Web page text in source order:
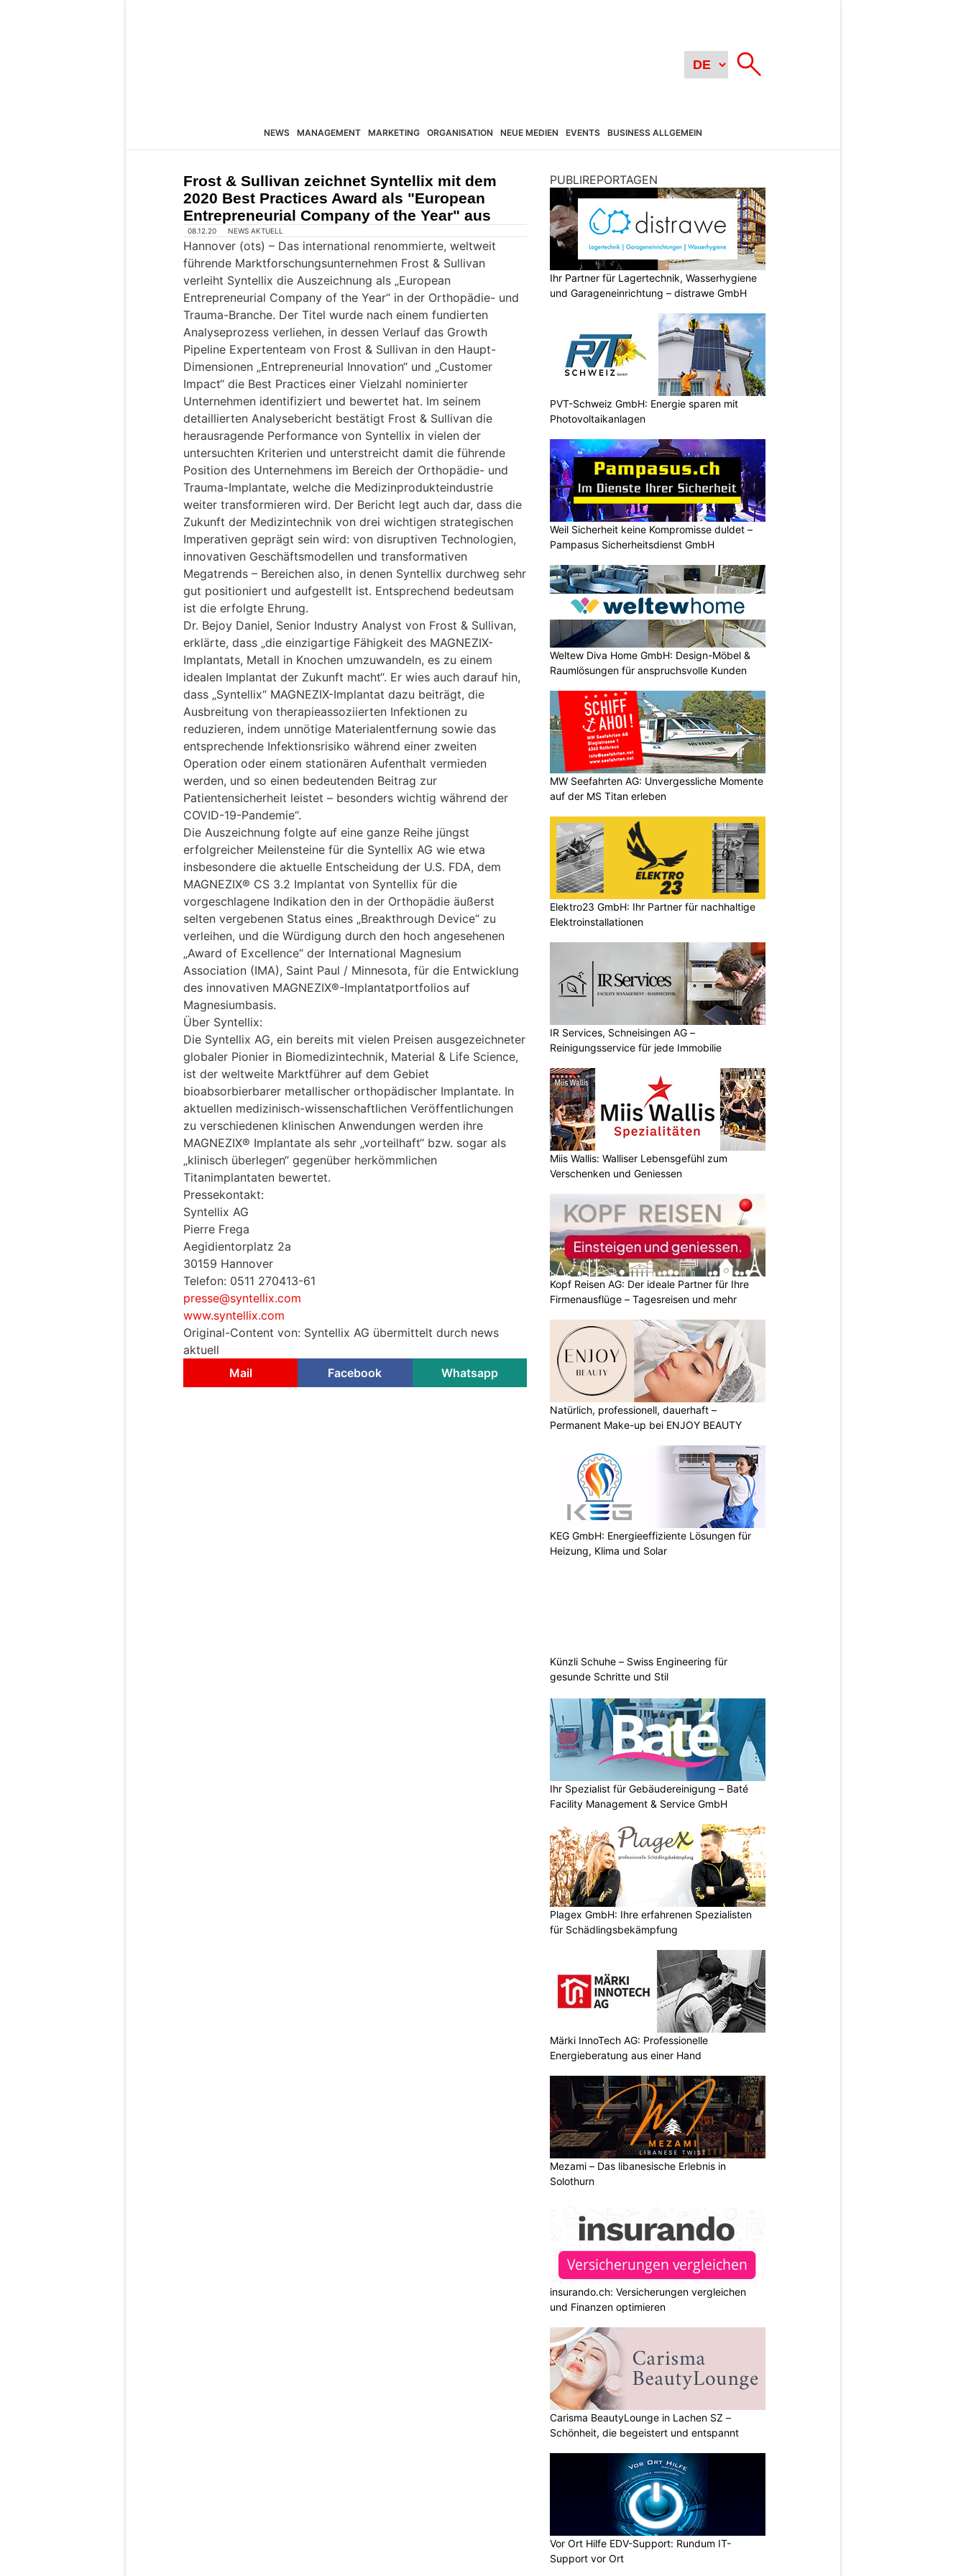
NEWS MANAGEMENT MARKETING ORGANISATION NEUE MEDIEN EVENTS BUSINESS ALLGEMEIN
Frost & Sullivan zeichnet Syntellix mit dem
2020 Best Practices Award als "European
Entrepreneurial Company of the Year" aus
08.12.20 NEWS AKTUELL
Hannover (ots) – Das international renommierte, weltweit
führende Marktforschungsunternehmen Frost & Sullivan
verleiht Syntellix die Auszeichnung als „European
Entrepreneurial Company of the Year“ in der Orthopädie- und
Trauma-Branche. Der Titel wurde nach einem fundierten
Analyseprozess verliehen, in dessen Verlauf das Growth
Pipeline Expertenteam von Frost & Sullivan in den Haupt-
Dimensionen „Entrepreneurial Innovation“ und „Customer
Impact“ die Best Practices einer Vielzahl nominierter
Unternehmen identifiziert und bewertet hat. Im seinem
detaillierten Analysebericht bestätigt Frost & Sullivan die
herausragende Performance von Syntellix in vielen der
untersuchten Kriterien und unterstreicht damit die führende
Position des Unternehmens im Bereich der Orthopädie- und
Trauma-Implantate, welche die Medizinprodukteindustrie
weiter transformieren wird. Der Bericht legt auch dar, dass die
Zukunft der Medizintechnik von drei wichtigen strategischen
Imperativen geprägt sein wird: von disruptiven Technologien,
innovativen Geschäftsmodellen und transformativen
Megatrends – Bereichen also, in denen Syntellix durchweg sehr
gut positioniert und aufgestellt ist. Entsprechend bedeutsam
ist die erfolgte Ehrung.
Dr. Bejoy Daniel, Senior Industry Analyst von Frost & Sullivan,
erklärte, dass „die einzigartige Fähigkeit des MAGNEZIX-
Implantats, Metall in Knochen umzuwandeln, es zu einem
idealen Implantat der Zukunft macht“. Er wies auch darauf hin,
dass „Syntellix“ MAGNEZIX-Implantat dazu beiträgt, die
Ausbreitung von therapieassoziierten Infektionen zu
reduzieren, indem unnötige Materialentfernung sowie das
entsprechende Infektionsrisiko während einer zweiten
Operation oder einem stationären Aufenthalt vermieden
werden, und so einen bedeutenden Beitrag zur
Patientensicherheit leistet – besonders wichtig während der
COVID-19-Pandemie“.
Die Auszeichnung folgte auf eine ganze Reihe jüngst
erfolgreicher Meilensteine für die Syntellix AG wie etwa
insbesondere die aktuelle Entscheidung der U.S. FDA, dem
MAGNEZIX® CS 3.2 Implantat von Syntellix für die
vorgeschlagene Indikation den in der Orthopädie äußerst
selten vergebenen Status eines „Breakthrough Device“ zu
verleihen, und die Würdigung durch den hoch angesehenen
„Award of Excellence“ der International Magnesium
Association (IMA), Saint Paul / Minnesota, für die Entwicklung
des innovativen MAGNEZIX®-Implantatportfolios auf
Magnesiumbasis.
Über Syntellix:
Die Syntellix AG, ein bereits mit vielen Preisen ausgezeichneter
globaler Pionier in Biomedizintechnik, Material & Life Science,
ist der weltweite Marktführer auf dem Gebiet
bioabsorbierbarer metallischer orthopädischer Implantate. In
aktuellen medizinisch-wissenschaftlichen Veröffentlichungen
zu verschiedenen klinischen Anwendungen werden ihre
MAGNEZIX® Implantate als sehr „vorteilhaft“ bzw. sogar als
„klinisch überlegen“ gegenüber herkömmlichen
Titanimplantaten bewertet.
Pressekontakt:
Syntellix AG
Pierre Frega
Aegidientorplatz 2a
30159 Hannover
Telefon: 0511 270413-61
presse@syntellix.com
www.syntellix.com
Original-Content von: Syntellix AG übermittelt durch news
aktuell
Mail
Facebook Whatsapp
PUBLIREPORTAGEN
Ihr Partner für Lagertechnik, Wasserhygiene
und Garageneinrichtung – distrawe GmbH
PVT-Schweiz GmbH: Energie sparen mit
Photovoltaikanlagen
Weil Sicherheit keine Kompromisse duldet –
Pampasus Sicherheitsdienst GmbH
Weltew Diva Home GmbH: Design-Möbel &
Raumlösungen für anspruchsvolle Kunden
MW Seefahrten AG: Unvergessliche Momente
auf der MS Titan erleben
Elektro23 GmbH: Ihr Partner für nachhaltige
Elektroinstallationen
IR Services, Schneisingen AG –
Reinigungsservice für jede Immobilie
Miis Wallis: Walliser Lebensgefühl zum
Verschenken und Geniessen
Kopf Reisen AG: Der ideale Partner für Ihre
Firmenausflüge – Tagesreisen und mehr
Natürlich, professionell, dauerhaft –
Permanent Make-up bei ENJOY BEAUTY
KEG GmbH: Energieeffiziente Lösungen für
Heizung, Klima und Solar
Künzli Schuhe – Swiss Engineering für
gesunde Schritte und Stil
Ihr Spezialist für Gebäudereinigung – Baté
Facility Management & Service GmbH
Plagex GmbH: Ihre erfahrenen Spezialisten
für Schädlingsbekämpfung
Märki InnoTech AG: Professionelle
Energieberatung aus einer Hand
Mezami – Das libanesische Erlebnis in
Solothurn
insurando.ch: Versicherungen vergleichen
und Finanzen optimieren
Carisma BeautyLounge in Lachen SZ –
Schönheit, die begeistert und entspannt
Vor Ort Hilfe EDV-Support: Rundum IT-
Support vor Ort